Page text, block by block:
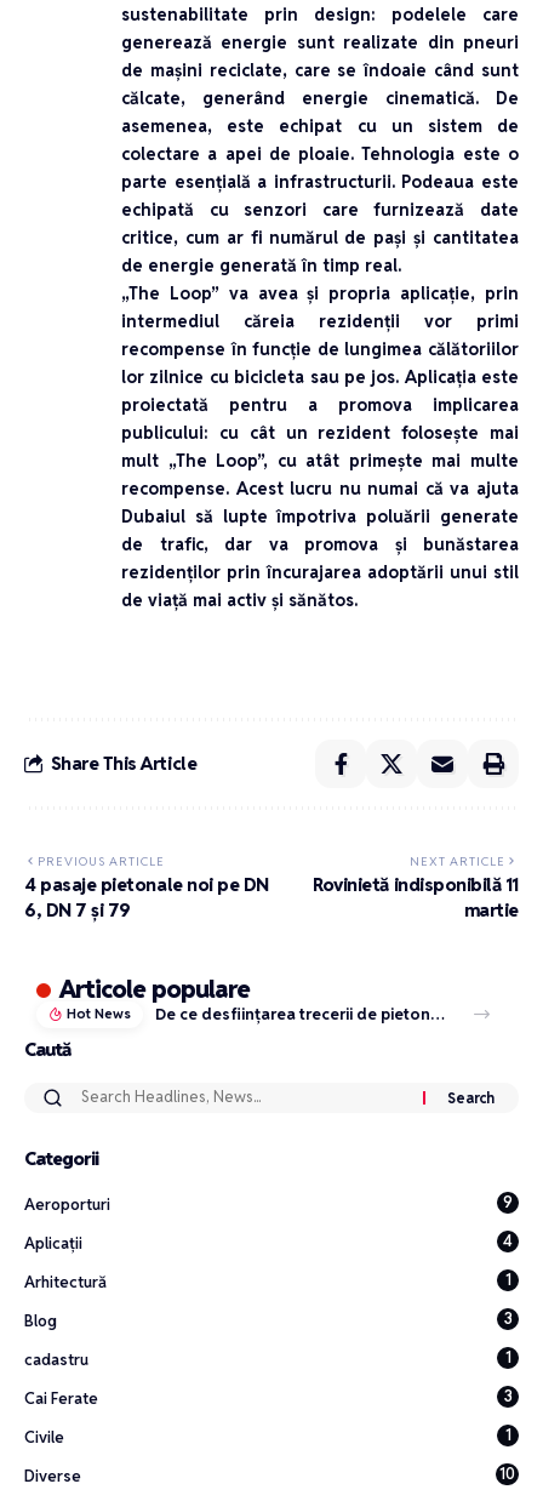
sustenabilitate prin design: podelele care
generează energie sunt realizate din pneuri
de mașini reciclate, care se îndoaie când sunt
călcate, generând energie cinematică. De
asemenea, este echipat cu un sistem de
colectare a apei de ploaie. Tehnologia este o
parte esențială a infrastructurii. Podeaua este
echipată cu senzori care furnizează date
critice, cum ar fi numărul de pași și cantitatea
de energie generată în timp real.
„The Loop” va avea și propria aplicație, prin
intermediul căreia rezidenții vor primi
recompense în funcție de lungimea călătoriilor
lor zilnice cu bicicleta sau pe jos. Aplicația este
proiectată pentru a promova implicarea
publicului: cu cât un rezident folosește mai
mult „The Loop”, cu atât primește mai multe
recompense. Acest lucru nu numai că va ajuta
Dubaiul să lupte împotriva poluării generate
de trafic, dar va promova și bunăstarea
rezidenților prin încurajarea adoptării unui stil
de viață mai activ și sănătos.
Share This Article
PREVIOUS ARTICLE
4 pasaje pietonale noi pe DN
6, DN 7 și 79
NEXT ARTICLE
Rovinietă indisponibilă 11
martie
Articole populare
Hot News De ce desființarea trecerii de pietoni din zona Metro – Florești este o decizie corectă (chiar dacă nepopulară)
Caută
Categorii
Aeroporturi
9
Aplicații
4
Arhitectură
1
Blog
3
cadastru
1
Cai Ferate
3
Civile
1
Diverse
10